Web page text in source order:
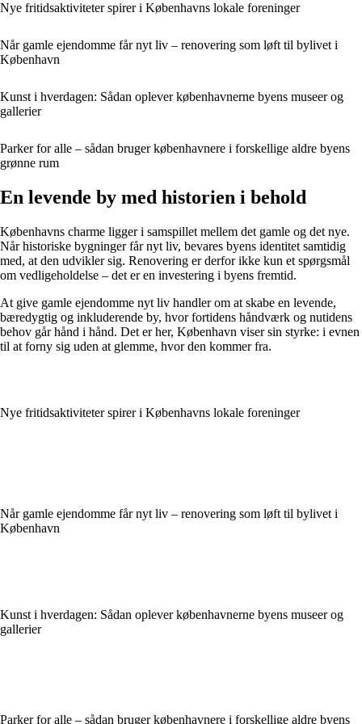
Nye fritidsaktiviteter spirer i Københavns lokale foreninger
Når gamle ejendomme får nyt liv – renovering som løft til bylivet i
København
Kunst i hverdagen: Sådan oplever københavnerne byens museer og
gallerier
Parker for alle – sådan bruger københavnere i forskellige aldre byens
grønne rum
En levende by med historien i behold
Københavns charme ligger i samspillet mellem det gamle og det nye.
Når historiske bygninger får nyt liv, bevares byens identitet samtidig
med, at den udvikler sig. Renovering er derfor ikke kun et spørgsmål
om vedligeholdelse – det er en investering i byens fremtid.
At give gamle ejendomme nyt liv handler om at skabe en levende,
bæredygtig og inkluderende by, hvor fortidens håndværk og nutidens
behov går hånd i hånd. Det er her, København viser sin styrke: i evnen
til at forny sig uden at glemme, hvor den kommer fra.
Nye fritidsaktiviteter spirer i Københavns lokale foreninger
Når gamle ejendomme får nyt liv – renovering som løft til bylivet i
København
Kunst i hverdagen: Sådan oplever københavnerne byens museer og
gallerier
Parker for alle – sådan bruger københavnere i forskellige aldre byens